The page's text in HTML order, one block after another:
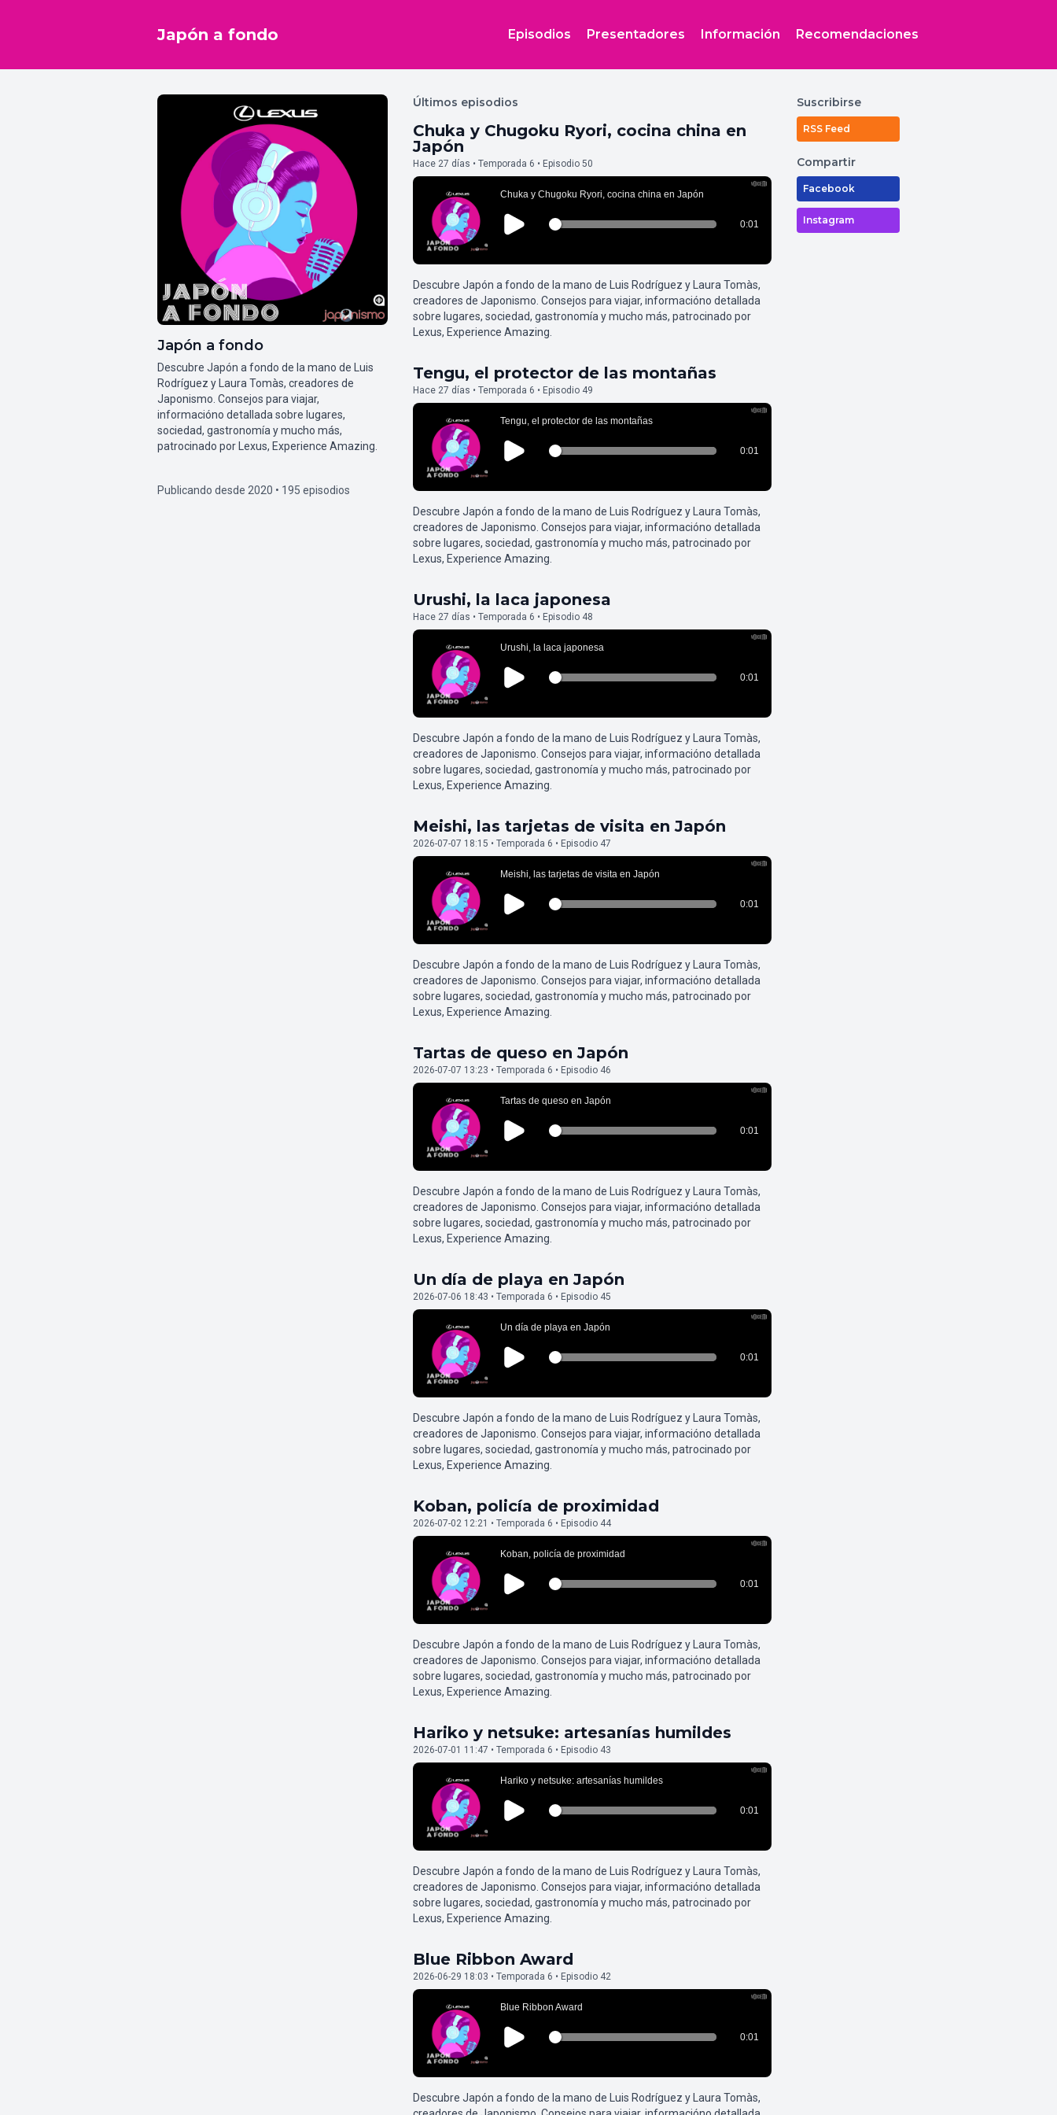
Japón a fondo Episodios Presentadores Información Recomendaciones
Japón a fondo
Descubre Japón a fondo de la mano de Luis
Rodríguez y Laura Tomàs, creadores de
Japonismo. Consejos para viajar,
informacióno detallada sobre lugares,
sociedad, gastronomía y mucho más,
patrocinado por Lexus, Experience Amazing.
Publicando desde 2020 • 195 episodios
Últimos episodios
Chuka y Chugoku Ryori, cocina china en
Japón
Hace 27 días • Temporada 6 • Episodio 50
Descubre Japón a fondo de la mano de Luis Rodríguez y Laura Tomàs,
creadores de Japonismo. Consejos para viajar, informacióno detallada
sobre lugares, sociedad, gastronomía y mucho más, patrocinado por
Lexus, Experience Amazing.
Tengu, el protector de las montañas
Hace 27 días • Temporada 6 • Episodio 49
Descubre Japón a fondo de la mano de Luis Rodríguez y Laura Tomàs,
creadores de Japonismo. Consejos para viajar, informacióno detallada
sobre lugares, sociedad, gastronomía y mucho más, patrocinado por
Lexus, Experience Amazing.
Urushi, la laca japonesa
Hace 27 días • Temporada 6 • Episodio 48
Descubre Japón a fondo de la mano de Luis Rodríguez y Laura Tomàs,
creadores de Japonismo. Consejos para viajar, informacióno detallada
sobre lugares, sociedad, gastronomía y mucho más, patrocinado por
Lexus, Experience Amazing.
Meishi, las tarjetas de visita en Japón
2026-07-07 18:15 • Temporada 6 • Episodio 47
Descubre Japón a fondo de la mano de Luis Rodríguez y Laura Tomàs,
creadores de Japonismo. Consejos para viajar, informacióno detallada
sobre lugares, sociedad, gastronomía y mucho más, patrocinado por
Lexus, Experience Amazing.
Tartas de queso en Japón
2026-07-07 13:23 • Temporada 6 • Episodio 46
Descubre Japón a fondo de la mano de Luis Rodríguez y Laura Tomàs,
creadores de Japonismo. Consejos para viajar, informacióno detallada
sobre lugares, sociedad, gastronomía y mucho más, patrocinado por
Lexus, Experience Amazing.
Un día de playa en Japón
2026-07-06 18:43 • Temporada 6 • Episodio 45
Descubre Japón a fondo de la mano de Luis Rodríguez y Laura Tomàs,
creadores de Japonismo. Consejos para viajar, informacióno detallada
sobre lugares, sociedad, gastronomía y mucho más, patrocinado por
Lexus, Experience Amazing.
Koban, policía de proximidad
2026-07-02 12:21 • Temporada 6 • Episodio 44
Descubre Japón a fondo de la mano de Luis Rodríguez y Laura Tomàs,
creadores de Japonismo. Consejos para viajar, informacióno detallada
sobre lugares, sociedad, gastronomía y mucho más, patrocinado por
Lexus, Experience Amazing.
Hariko y netsuke: artesanías humildes
2026-07-01 11:47 • Temporada 6 • Episodio 43
Descubre Japón a fondo de la mano de Luis Rodríguez y Laura Tomàs,
creadores de Japonismo. Consejos para viajar, informacióno detallada
sobre lugares, sociedad, gastronomía y mucho más, patrocinado por
Lexus, Experience Amazing.
Blue Ribbon Award
2026-06-29 18:03 • Temporada 6 • Episodio 42
Descubre Japón a fondo de la mano de Luis Rodríguez y Laura Tomàs,
Suscribirse
RSS Feed
Compartir
Facebook
Instagram